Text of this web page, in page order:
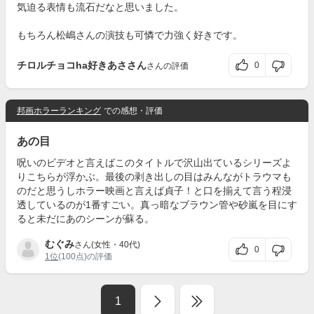
気迫る表情も流石だなと思いました。
もちろん松嶋さんの演技も可憐で力強く好きです。
チロルチョコha好きあささんさんの評価 0
邦画ホラーランキング での感想・評価
あの目
呪いのビデオと言えばこのタイトルで沢山出ているシリーズよ
りこちらが浮かぶ。最後の剥き出しの目はみんながトラウマも
のだと思うしホラー映画と言えば貞子！と口を揃えて言う程浸
透しているのが1番すごい。真っ暗なブラウン管や砂嵐を目にす
ると未だにあのシーンが蘇る。
むぐみさん(女性・40代)
1位(100点)の評価
0
1